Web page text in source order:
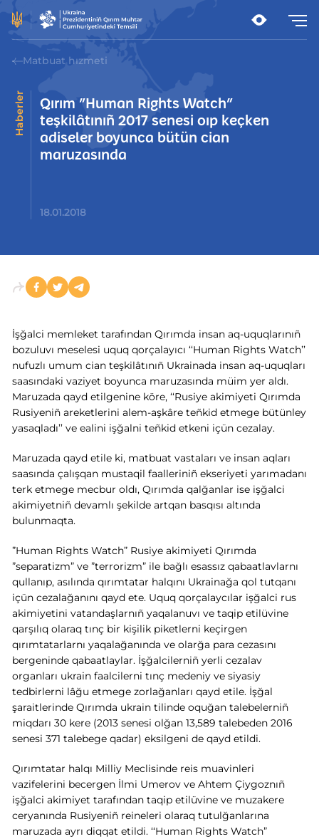
Matbuat hızmeti
Haberler
Qırım ”Human Rights Watch”
teşkilâtınıñ 2017 senesi oıp keçken
adiseler boyunca bütün cian
maruzasında
18.01.2018
İşğalci memleket tarafından Qırımda insan aq-uquqlarınıñ
bozuluvı meselesi uquq qorçalayıcı ‘‘Human Rights Watch’’
nufuzlı umum cian teşkilâtınıñ Ukrainada insan aq-uquqları
saasındaki vaziyet boyunca maruzasında müim yer aldı.
Maruzada qayd etilgenine köre, ‘‘Rusiye akimiyeti Qırımda
Rusiyeniñ areketlerini alem-aşkâre teñkid etmege bütünley
yasaqladı’’ ve ealini işğalni teñkid etkeni içün cezalay.
Maruzada qayd etile ki, matbuat vastaları ve insan aqları
saasında çalışqan mustaqil faalleriniñ ekseriyeti yarımadanı
terk etmege mecbur oldı, Qırımda qalğanlar ise işğalci
akimiyetniñ devamlı şekilde artqan basqısı altında
bulunmaqta.
”Human Rights Watch” Rusiye akimiyeti Qırımda
”separatizm” ve ”terrorizm” ile bağlı esassız qabaatlavlarnı
qullanıp, asılında qırımtatar halqını Ukrainağa qol tutqanı
içün cezalağanını qayd ete. Uquq qorçalaycılar işğalci rus
akimiyetini vatandaşlarnıñ yaqalanuvı ve taqip etilüvine
qarşılıq olaraq tınç bir kişilik piketlerni keçirgen
qırımtatarlarnı yaqalağanında ve olarğa para cezasını
bergeninde qabaatlaylar. İşğalcilerniñ yerli cezalav
organları ukrain faalcilerni tınç medeniy ve siyasiy
tedbirlerni lâğu etmege zorlağanları qayd etile. İşğal
şaraitlerinde Qırımda ukrain tilinde oquğan talebelerniñ
miqdarı 30 kere (2013 senesi olğan 13,589 talebeden 2016
senesi 371 talebege qadar) eksilgeni de qayd etildi.
Qırımtatar halqı Milliy Meclisinde reis muavinleri
vazifelerini becergen İlmi Umerov ve Ahtem Çiygoznıñ
işğalci akimiyet tarafından taqip etilüvine ve muzakere
ceryanında Rusiyeniñ reineleri olaraq tutulğanlarına
maruzada ayrı diqqat etildi. ‘‘Human Rights Watch”